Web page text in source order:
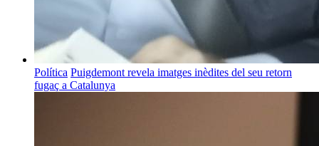
Política Puigdemont revela imatges inèdites del seu retorn
fugaç a Catalunya